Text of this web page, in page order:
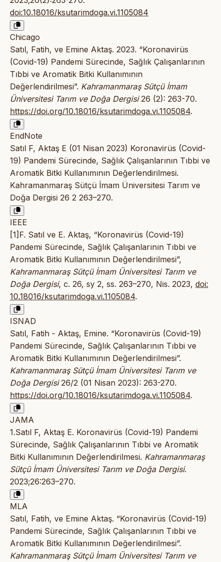
doi:10.18016/ksutarimdoga.vi.1105084
Chicago
Satıl, Fatih, ve Emine Aktaş. 2023. “Koronavirüs
(Covid-19) Pandemi Sürecinde, Sağlık Çalışanlarının
Tıbbi ve Aromatik Bitki Kullanımının
Değerlendirilmesi”. Kahramanmaraş Sütçü İmam
Üniversitesi Tarım ve Doğa Dergisi26 (2): 263-70.
https://doi.org/10.18016/ksutarimdoga.vi.1105084.
EndNote
Satıl F, Aktaş E (01 Nisan 2023) Koronavirüs (Covid-
19) Pandemi Sürecinde, Sağlık Çalışanlarının Tıbbi ve
Aromatik Bitki Kullanımının Değerlendirilmesi.
Kahramanmaraş Sütçü İmam Üniversitesi Tarım ve
Doğa Dergisi 26 2 263–270.
IEEE
[1]F. Satıl ve E. Aktaş, “Koronavirüs (Covid-19)
Pandemi Sürecinde, Sağlık Çalışanlarının Tıbbi ve
Aromatik Bitki Kullanımının Değerlendirilmesi”,
Kahramanmaraş Sütçü İmam Üniversitesi Tarım ve
Doğa Dergisi, c. 26, sy 2, ss. 263–270, Nis. 2023, doi:
10.18016/ksutarimdoga.vi.1105084.
ISNAD
Satıl, Fatih - Aktaş, Emine. “Koronavirüs (Covid-19)
Pandemi Sürecinde, Sağlık Çalışanlarının Tıbbi ve
Aromatik Bitki Kullanımının Değerlendirilmesi”.
Kahramanmaraş Sütçü İmam Üniversitesi Tarım ve
Doğa Dergisi26/2 (01 Nisan 2023): 263-270.
https://doi.org/10.18016/ksutarimdoga.vi.1105084.
JAMA
1.Satıl F, Aktaş E. Koronavirüs (Covid-19) Pandemi
Sürecinde, Sağlık Çalışanlarının Tıbbi ve Aromatik
Bitki Kullanımının Değerlendirilmesi. Kahramanmaraş
Sütçü İmam Üniversitesi Tarım ve Doğa Dergisi.
2023;26:263–270.
MLA
Satıl, Fatih, ve Emine Aktaş. “Koronavirüs (Covid-19)
Pandemi Sürecinde, Sağlık Çalışanlarının Tıbbi ve
Aromatik Bitki Kullanımının Değerlendirilmesi”.
Kahramanmaraş Sütçü İmam Üniversitesi Tarım ve